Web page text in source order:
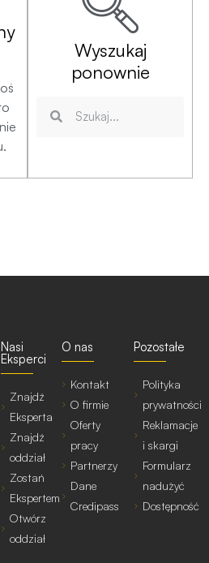
Wyszukaj
ponownie
Nasi
Eksperci
Znajdź
Eksperta
Znajdź
oddział
Zostań
Ekspertem
Otwórz
oddział
O nas
Kontakt
O firmie
Oferty
pracy
Partnerzy
Dane
Credipass
Pozostałe
Polityka
prywatności
Reklamacje
i skargi
Formularz
nadużyć
Dostępność